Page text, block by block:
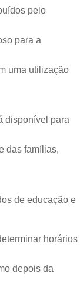
pelo
para a
uma utilização
disponível para
das famílias,
de educação e
horários
depois da